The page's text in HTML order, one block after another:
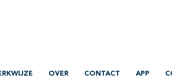
OVER CONTACT APP